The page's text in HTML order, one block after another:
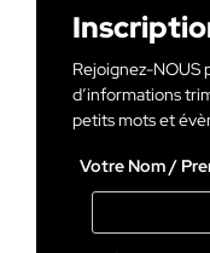
Rejoignez-NOUS
d’informations
petits mots et
Votre Nom /